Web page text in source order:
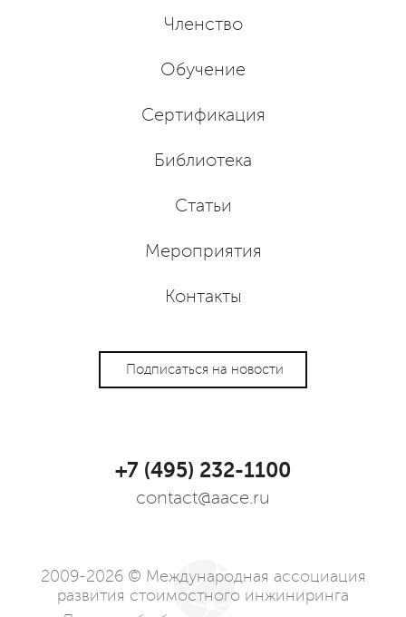
Членство
Обучение
Сертификация
Библиотека
Статьи
Мероприятия
Контакты
Подписаться на новости
+7 (495) 232-1100
contact@aace.ru
2009-2026 © Международная ассоциация
развития стоимостного инжиниринга